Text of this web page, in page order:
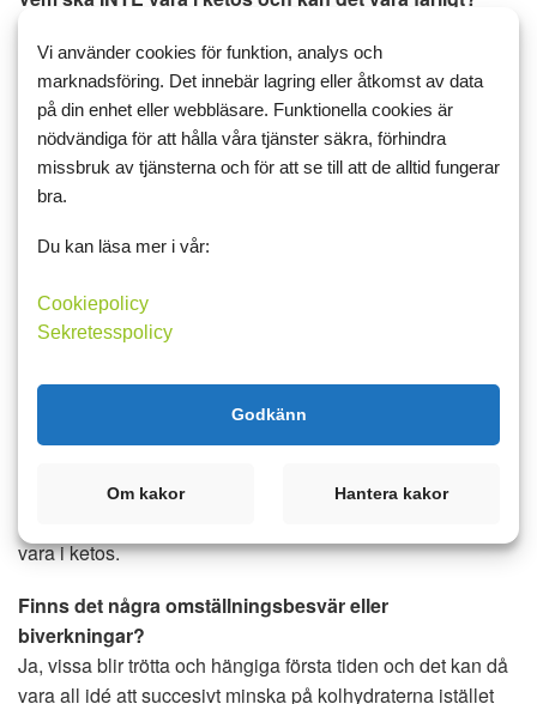
först höra med din läkarkontakt, det är viktigt Har du
dessutom några av dessa diagnoser ska du se upp extra
mycket.
Diabetes typ 1, du ska inte vara i ketos, det kan vara
livsfarligt.
Diabetes typ 2, hör med din läkare speciellt om du
medicinerar.
Personer med ätstörningar eller som tidigare haft dessa
problem.
Om du ammar eller är gravid, undvik ketos om du
ammar eller är gravid - Vänta tills du ammat klart isåfall.
Har högt blodtryck, hör med din läkare.
Lider av någon form av depression eller psykisk
vara i ketos.
Finns det några omställningsbesvär eller
biverkningar?
Ja, vissa blir trötta och hängiga första tiden och det kan då
vara all idé att succesivt minska på kolhydraterna istället
Vi använder cookies för funktion, analys och
marknadsföring. Det innebär lagring eller åtkomst av data
på din enhet eller webbläsare. Funktionella cookies är
nödvändiga för att hålla våra tjänster säkra, förhindra
missbruk av tjänsterna och för att se till att de alltid fungerar
bra.
Du kan läsa mer i vår:
Cookiepolicy
Sekretesspolicy
Godkänn
Om kakor Hantera kakor